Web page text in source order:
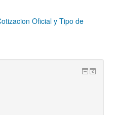
Oficial y Tipo de